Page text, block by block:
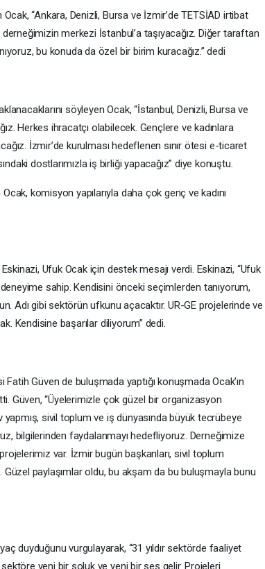
“Ankara, Denizli, Bursa ve İzmir’de TETSİAD irtibat
merkezi İstanbul’a taşıyacağız. Diğer taraftan
bu konuda da özel bir birim kuracağız.” dedi
söyleyen Ocak, “İstanbul, Denizli, Bursa ve
Herkes ihracatçı olabilecek. Gençlere ve kadınlara
İzmir’de kurulması hedeflenen sınır ötesi e-ticaret
dostlarımızla iş birliği yapacağız” diye konuştu.
komisyon yapılarıyla daha çok genç ve kadını
Ufuk Ocak için destek mesajı verdi. Eskinazi, “Ufuk
sahip. Kendisini önceki seçimlerden tanıyorum,
Adı gibi sektörün ufkunu açacaktır. UR-GE projelerinde ve
Kendisine başarılar diliyorum” dedi.
Güven de buluşmada yaptığı konuşmada Ocak’ın
Güven, “Üyelerimizle çok güzel bir organizasyon
sivil toplum ve iş dünyasında büyük tecrübeye
bilgilerinden faydalanmayı hedefliyoruz. Derneğimize
var. İzmir bugün başkanları, sivil toplum
Güzel paylaşımlar oldu, bu akşam da bu buluşmayla bunu
duyduğunu vurgulayarak, “31 yıldır sektörde faaliyet
yeni bir soluk ve yeni bir ses gelir. Projeleri